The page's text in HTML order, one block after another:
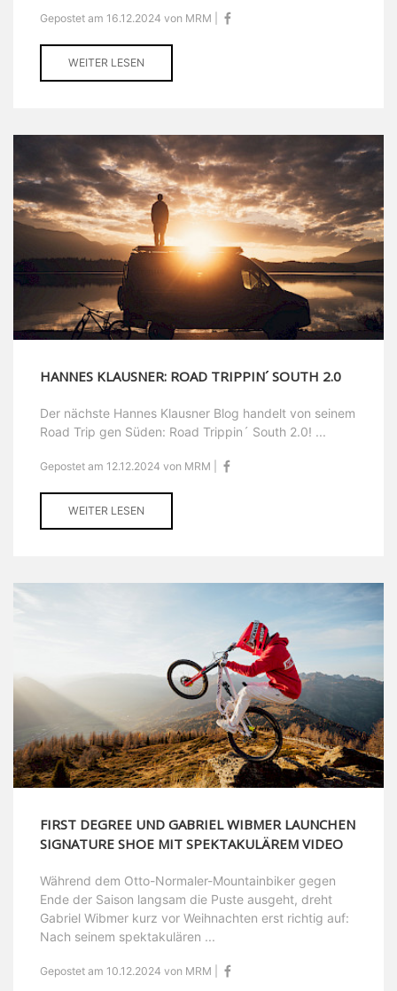
Gepostet am 16.12.2024 von MRM |
WEITER LESEN
HANNES KLAUSNER: ROAD TRIPPIN´ SOUTH 2.0
Der nächste Hannes Klausner Blog handelt von seinem
Road Trip gen Süden: Road Trippin´ South 2.0! ...
Gepostet am 12.12.2024 von MRM |
WEITER LESEN
FIRST DEGREE UND GABRIEL WIBMER LAUNCHEN
SIGNATURE SHOE MIT SPEKTAKULÄREM VIDEO
Während dem Otto-Normaler-Mountainbiker gegen
Ende der Saison langsam die Puste ausgeht, dreht
Gabriel Wibmer kurz vor Weihnachten erst richtig auf:
Nach seinem spektakulären ...
Gepostet am 10.12.2024 von MRM |